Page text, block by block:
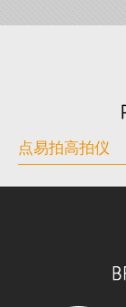
点易拍高拍仪